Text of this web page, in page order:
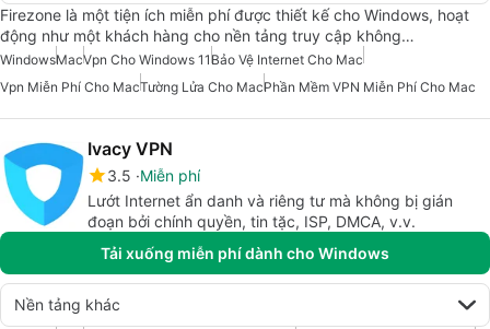
Firezone là một tiện ích miễn phí được thiết kế cho Windows, hoạt
động như một khách hàng cho nền tảng truy cập không…
WindowsMacVpn Cho Windows 11Bảo Vệ Internet Cho Mac
Vpn Miễn Phí Cho MacTường Lửa Cho MacPhần Mềm VPN Miễn Phí Cho Mac
Ivacy VPN
3.5 Miễn phí
Lướt Internet ẩn danh và riêng tư mà không bị gián
đoạn bởi chính quyền, tin tặc, ISP, DMCA, v.v.
Tải xuống miễn phí dành cho Windows
Nền tảng khác